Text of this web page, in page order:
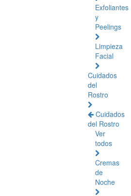
Exfoliantes
y
Peelings
Limpieza
Facial
Cuidados
del
Rostro
Cuidados
del Rostro
Ver
todos
Cremas
de
Noche